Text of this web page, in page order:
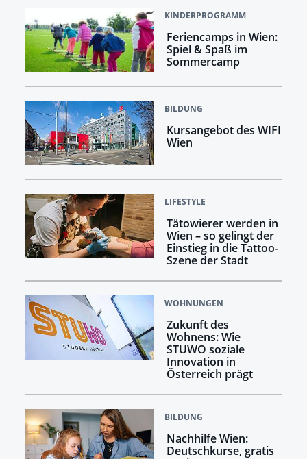
KINDERPROGRAMM
Feriencamps in Wien:
Spiel & Spaß im
Sommercamp
BILDUNG
Kursangebot des WIFI
Wien
LIFESTYLE
Tätowierer werden in
Wien – so gelingt der
Einstieg in die Tattoo-
Szene der Stadt
WOHNUNGEN
Zukunft des
Wohnens: Wie
STUWO soziale
Innovation in
Österreich prägt
BILDUNG
Nachhilfe Wien:
Deutschkurse, gratis